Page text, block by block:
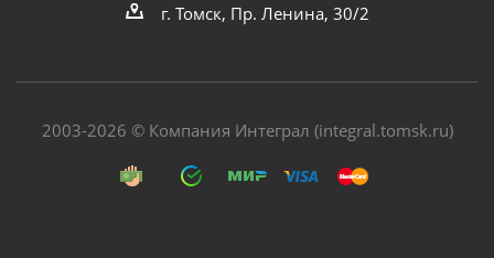
г. Томск, Пр. Ленина, 30/2
2003-2026 © Компания Интеграл (integral.tomsk.ru)